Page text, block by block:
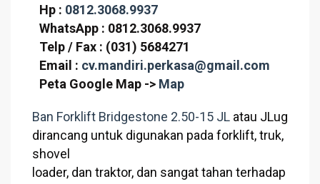
Hp : 0812.3068.9937
WhatsApp : 0812.3068.9937
Telp / Fax : (031) 5684271
Email : cv.mandiri.perkasa@gmail.com
Peta Google Map -> Map
Ban Forklift Bridgestone 2.50-15 JL atau JLug
dirancang untuk digunakan pada forklift, truk,
shovel
loader, dan traktor, dan sangat tahan terhadap